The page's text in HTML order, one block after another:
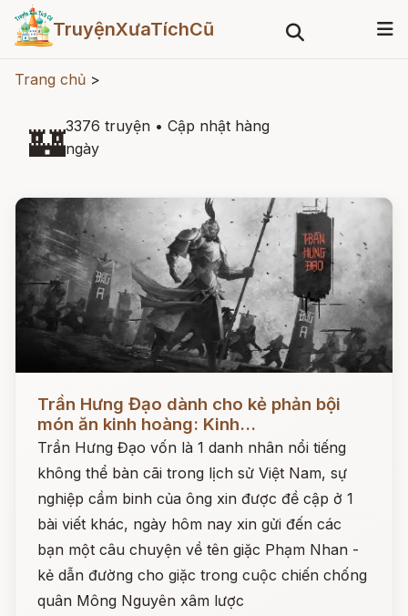
TruyệnXưaTíchCũ
Trang chủ >
🏰3376 truyện • Cập nhật hàng
ngày
Đọc ngay
Trần Hưng Đạo dành cho kẻ phản bội
món ăn kinh hoàng: Kinh...
Trần Hưng Đạo vốn là 1 danh nhân nổi tiếng
không thể bàn cãi trong lịch sử Việt Nam, sự
nghiệp cầm binh của ông xin được đề cập ở 1
bài viết khác, ngày hôm nay xin gửi đến các
bạn một câu chuyện về tên giặc Phạm Nhan -
kẻ dẫn đường cho giặc trong cuộc chiến chống
quân Mông Nguyên xâm lược